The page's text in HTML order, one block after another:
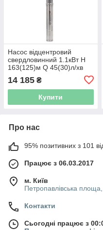
Насос відцентровий
свердловинний 1.1кВт H
163(125)м Q 45(30)л/хв
AQUATICA (DONGYIN)
3SEm1.8/38 (777405)
14 185 ₴
Купити
Про нас
95% позитивних з 101
Працює з 06.03.2017
м. Київ
Петропавлівська
Контакти
Сьогодні працює з